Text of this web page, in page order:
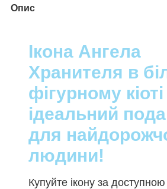
Опис
Ікона Ангела
Хранителя в
фігурному кіоті
ідеальний
для
людини!
Купуйте ікону за